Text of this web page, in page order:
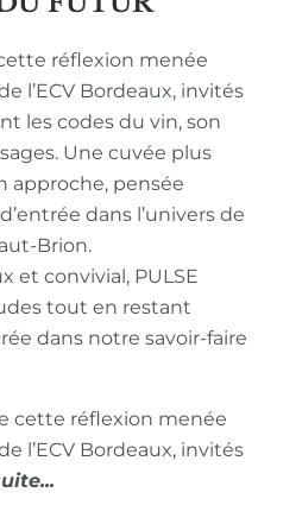
réflexion menée
l’ECV Bordeaux, invités
les codes du vin, son
Une cuvée plus
approche, pensée
dans l’univers de
Brion.
et convivial, PULSE
tout en restant
dans notre savoir-faire
cette réflexion menée
l’ECV Bordeaux, invités